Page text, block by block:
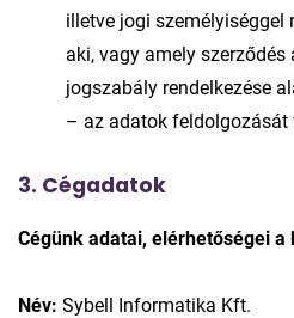
illetve jogi személyiséggel
aki, vagy amely
jogszabály rendelkezése
– az adatok feldolgozását
3. Cégadatok
Cégünk adatai, elérhetőségei a
Név: Sybell Informatika Kft.